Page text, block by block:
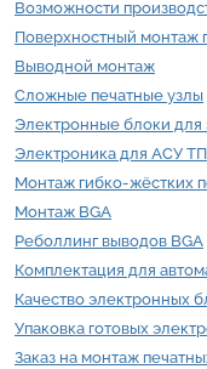
Возможности
Поверхностный монтаж
Выводной монтаж
Сложные печатные узлы
Электронные блоки для
Электроника для АСУ ТП
Монтаж гибко-жёстких
Монтаж BGA
Реболлинг выводов BGA
Комплектация для
Качество электронных
Упаковка готовых
Заказ на монтаж